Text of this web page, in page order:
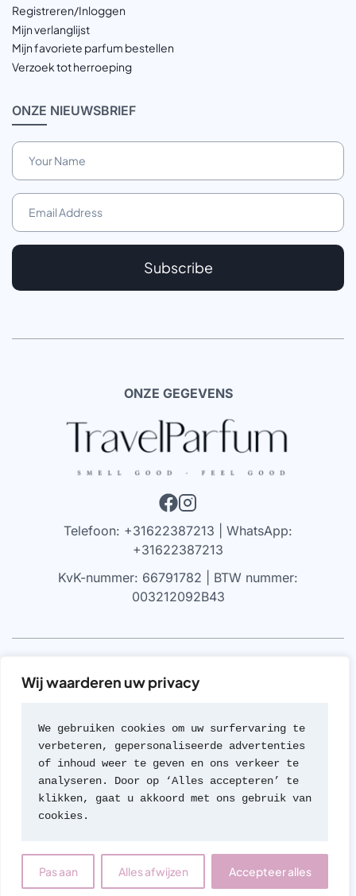
Wij waarderen uw privacy
We gebruiken cookies om uw surfervaring te
verbeteren, gepersonaliseerde advertenties
of inhoud weer te geven en ons verkeer te
analyseren. Door op ‘Alles accepteren’ te
klikken, gaat u akkoord met ons gebruik van
cookies.
Pas aan Alles afwijzen Accepteer alles
Registreren/Inloggen
Mijn verlanglijst
Mijn favoriete parfum bestellen
Verzoek tot herroeping
ONZE NIEUWSBRIEF
Subscribe
ONZE GEGEVENS
Telefoon: +31622387213 | WhatsApp:
+31622387213
KvK-nummer: 66791782 | BTW nummer:
003212092B43
VRIJWARING
gekocht bij geautoriseerde leveranciers of van de
merken zelf (met geen van beide hebben we een
formele rechtsverhouding). Wij werken nooit met
namaak of imitaties van geuren; een beleid dat we zeer
serieus nemen.
Contact